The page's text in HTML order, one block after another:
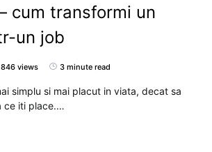
cum transformi un
un job
846 views 3 minute read
simplu si mai placut in viata, decat sa
ce iti place.…